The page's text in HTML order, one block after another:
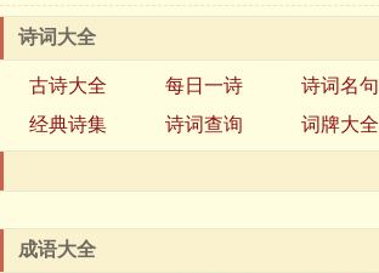
诗词大全
古诗大全 每日一诗 诗词名句
经典诗集
诗词查询 词牌大全
成语大全